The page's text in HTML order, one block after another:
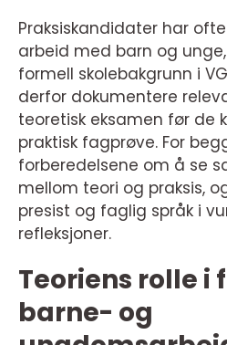
Praksiskandidater har
arbeid med barn og
formell skolebakgrunn i
derfor dokumentere
teoretisk eksamen før de
praktisk fagprøve. For
forberedelsene om å se
mellom teori og praksis,
presist og faglig språk i
refleksjoner.
Teoriens rolle i
barne- og